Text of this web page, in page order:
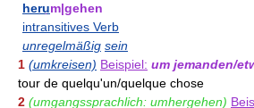
herum|gehen
intransitives Verb
unregelmäßig sein
1 (umkreisen) Beispiel: um jemanden/
tour de quelqu'un/quelque chose
2 (umgangssprachlich: umhergehen)